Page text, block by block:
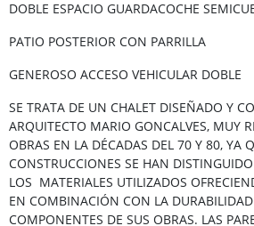
DOBLE ESPACIO GUARDACOCHE
PATIO POSTERIOR CON PARRILLA
GENEROSO ACCESO VEHICULAR DOBLE
SE TRATA DE UN CHALET DISEÑADO Y
ARQUITECTO MARIO GONCALVES, MUY
OBRAS EN LA DÉCADAS DEL 70 Y 80, YA
CONSTRUCCIONES SE HAN
LOS MATERIALES UTILIZADOS
EN COMBINACIÓN CON LA
COMPONENTES DE SUS OBRAS. LAS